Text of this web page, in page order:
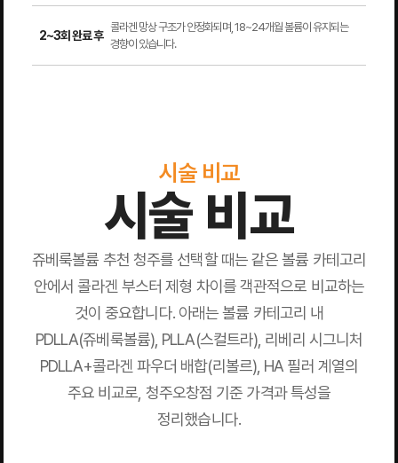
2~3회 완료 후
콜라겐 망상 구조가 안정화되며, 18~24개월 볼륨이 유지되는
경향이 있습니다.
시술 비교
시술 비교
쥬베룩볼륨 추천 청주를 선택할 때는 같은 볼륨 카테고리
안에서 콜라겐 부스터 제형 차이를 객관적으로 비교하는
것이 중요합니다. 아래는 볼륨 카테고리 내
PDLLA(쥬베룩볼륨), PLLA(스컬트라), 리베리 시그니처
PDLLA+콜라겐 파우더 배합(리볼르), HA 필러 계열의
주요 비교로, 청주오창점 기준 가격과 특성을
정리했습니다.